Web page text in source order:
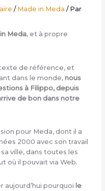
/ Made in Meda / Par
Meda, et à propre
de référence, et
dans le monde, nous
à Filippo, depuis
de bon dans notre
pour Meda, dont il a
2000 avec son travail
ville, dans toutes les
où il pouvait via Web.
aujourd’hui pourquoi le